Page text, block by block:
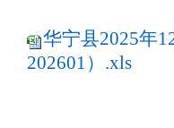
华宁县2025年
202601）.xls